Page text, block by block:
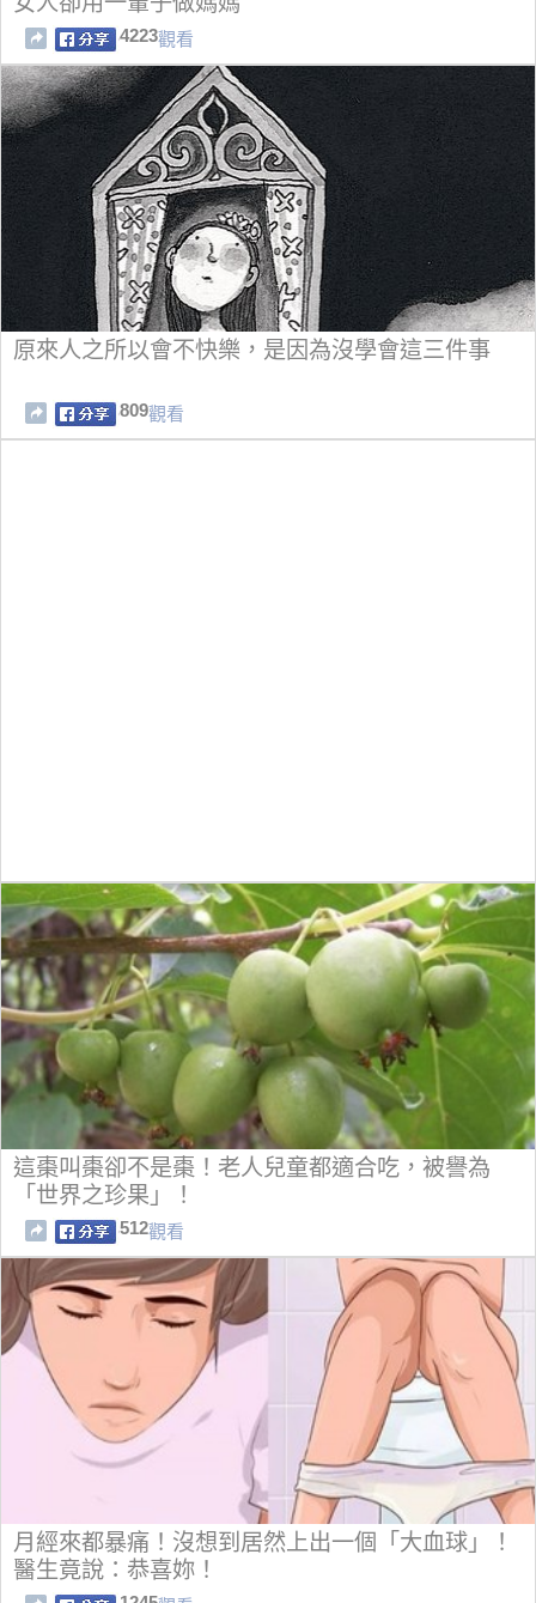
4223觀看
原來人之所以會不快樂，是因為沒學會這三件事
809觀看
這棗叫棗卻不是棗！老人兒童都適合吃，被譽為
「世界之珍果」！
512觀看
月經來都暴痛！沒想到居然上出一個「大血球」！
醫生竟說：恭喜妳！